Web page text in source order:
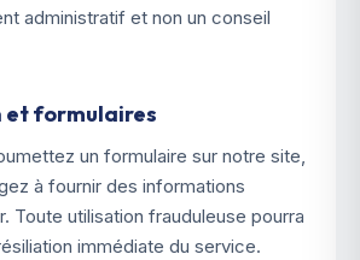
administratif et non un conseil
et formulaires
un formulaire sur notre site,
à fournir des informations
Toute utilisation frauduleuse pourra
immédiate du service.